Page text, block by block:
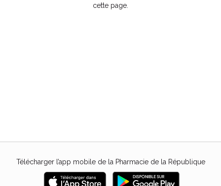
cette page.
Télécharger l’app mobile de la Pharmacie de la République